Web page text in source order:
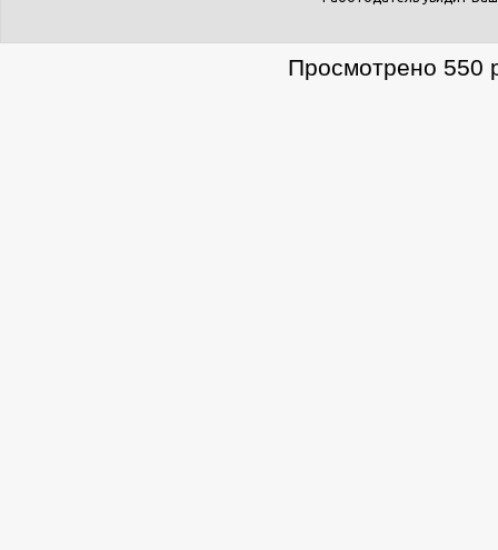
Просмотрено 550